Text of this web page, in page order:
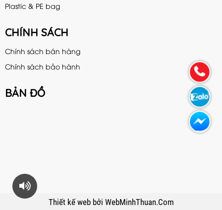
Plastic & PE bag
CHÍNH SÁCH
Chính sách bán hàng
Chính sách bảo hành
BẢN ĐỒ
Thiết kế web bởi WebMinhThuan.Com